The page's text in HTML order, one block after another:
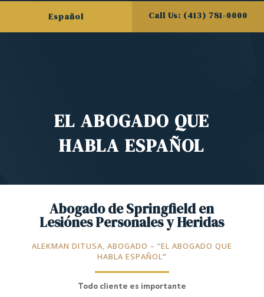
Español Call Us: (413) 781-0000
EL ABOGADO QUE
HABLA ESPAÑOL
Abogado de Springfield en
Lesiónes Personales y Heridas
ALEKMAN DITUSA, ABOGADO – “EL ABOGADO QUE
HABLA ESPAÑOL”
Todo cliente es importante